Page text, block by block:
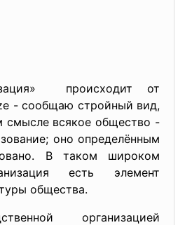
происходит от
- сообщаю стройный вид,
смысле всякое общество -
оно определённым
В таком широком
есть элемент
общества.
организацией